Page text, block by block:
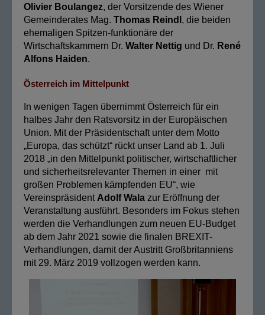
Olivier Boulangez, der Vorsitzende des Wiener
Gemeinderates Mag. Thomas Reindl , die beiden
ehemaligen Spitzen-funktionäre der
Wirtschaftskammern Dr. Walter Nettig und Dr. René
Alfons Haiden.
Österreich im Mittelpunkt
In wenigen Tagen übernimmt Österreich für ein
halbes Jahr den Ratsvorsitz in der Europäischen
Union. Mit der Präsidentschaft unter dem Motto
„Europa, das schützt“ rückt unser Land ab 1. Juli
2018 „in den Mittelpunkt politischer, wirtschaftlicher
und sicherheitsrelevanter Themen in einer mit
großen Problemen kämpfenden EU“, wie
Vereinspräsident Adolf Wala zur Eröffnung der
Veranstaltung ausführt. Besonders im Fokus stehen
werden die Verhandlungen zum neuen EU-Budget
ab dem Jahr 2021 sowie die finalen BREXIT-
Verhandlungen, damit der Austritt Großbritanniens
mit 29. März 2019 vollzogen werden kann.